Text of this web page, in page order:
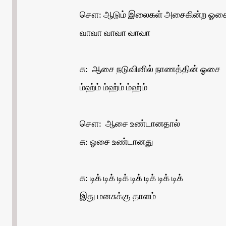
சௌ: ஆடும் இலைகள் அசைகின்ற
வாவா வாவா வாவா
சு: ஆசை நடுவினில் நாணத்தின் ஓசை
ம்ஹ்ம் ம்ஹ்ம் ம்ஹ்ம்
சௌ: ஆசை உண்டானதால்
சு: ஓசை உண்டானது
சு: டிக் டிக் டிக் டிக் டிக் டிக் டிக்
இது மனசுக்கு தாளம்